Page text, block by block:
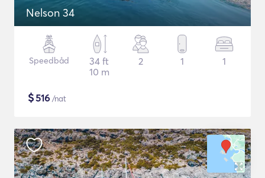
Nelson 34
Speedbåd
34 ft
10 m
2 1 1
$516 /nat